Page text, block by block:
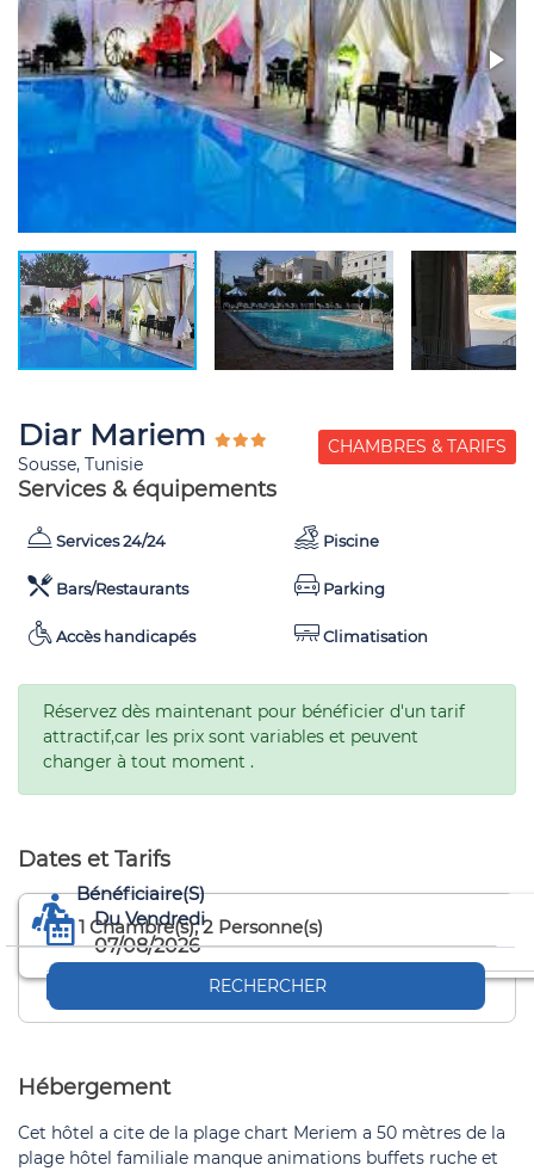
Diar Mariem
Sousse, Tunisie
CHAMBRES & TARIFS
Services & équipements
Services 24/24 Piscine
Bars/Restaurants Parking
Accès handicapés Climatisation
Réservez dès maintenant pour bénéficier d'un tarif
attractif,car les prix sont variables et peuvent
changer à tout moment .
Dates et Tarifs
Du Vendredi
07/08/2026
Bénéficiaire(s)
1 Chambre(s),2 Personne(s)
RECHERCHER
Hébergement
Cet hôtel a cite de la plage chart Meriem a 50 mètres de la
plage hôtel familiale manque animations buffets ruche et